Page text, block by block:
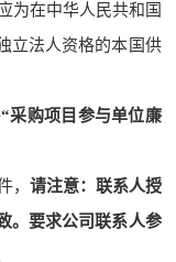
为在中华人民共和国
立法人资格的本国供
“采购项目参与单位廉
， 请注意：联系人授
。要求公司联系人参